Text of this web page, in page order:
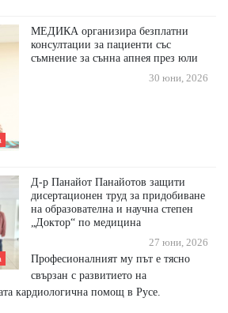
МЕДИКА организира безплатни
консултации за пациенти със
съмнение за сънна апнея през юли
30 юни, 2026
Д-р Панайот Панайотов защити
дисертационен труд за придобиване
на образователна и научна степен
„Доктор“ по медицина
27 юни, 2026
Професионалният му път е тясно
свързан с развитието на
кардиологична помощ в Русе.